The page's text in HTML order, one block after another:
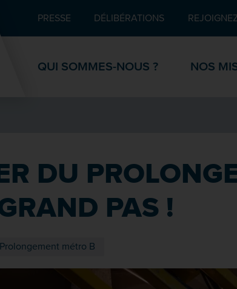
Pied de page
PRESSE DÉLIBÉRATIONS
QUI SOMMES-NOUS ? NOS
DU
PAS !
Prolongement métro B